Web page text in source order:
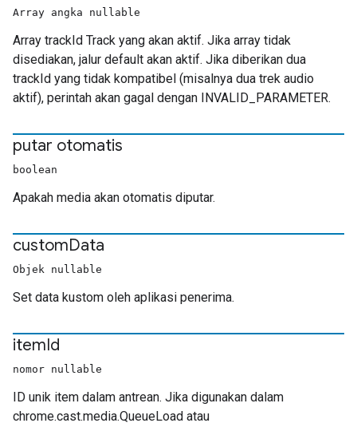
Array angka nullable
Array trackId Track yang akan aktif. Jika array tidak
disediakan, jalur default akan aktif. Jika diberikan dua
trackId yang tidak kompatibel (misalnya dua trek audio
aktif), perintah akan gagal dengan INVALID_PARAMETER.
putar otomatis
boolean
Apakah media akan otomatis diputar.
customData
Objek nullable
Set data kustom oleh aplikasi penerima.
itemId
nomor nullable
ID unik item dalam antrean. Jika digunakan dalam
chrome.cast.media.QueueLoad atau